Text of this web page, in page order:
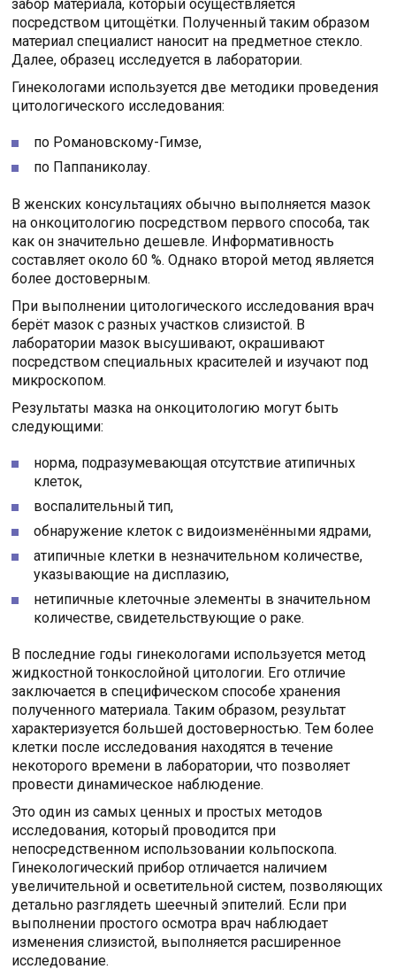
забор материала, который осуществляется
посредством цитощётки. Полученный таким образом
материал специалист наносит на предметное стекло.
Далее, образец исследуется в лаборатории.
Гинекологами используется две методики проведения
цитологического исследования:
по Романовскому-Гимзе,
по Паппаниколау.
В женских консультациях обычно выполняется мазок
на онкоцитологию посредством первого способа, так
как он значительно дешевле. Информативность
составляет около 60 %. Однако второй метод является
более достоверным.
При выполнении цитологического исследования врач
берёт мазок с разных участков слизистой. В
лаборатории мазок высушивают, окрашивают
посредством специальных красителей и изучают под
микроскопом.
Результаты мазка на онкоцитологию могут быть
следующими:
норма, подразумевающая отсутствие атипичных
клеток,
воспалительный тип,
обнаружение клеток с видоизменёнными ядрами,
атипичные клетки в незначительном количестве,
указывающие на дисплазию,
нетипичные клеточные элементы в значительном
количестве, свидетельствующие о раке.
В последние годы гинекологами используется метод
жидкостной тонкослойной цитологии. Его отличие
заключается в специфическом способе хранения
полученного материала. Таким образом, результат
характеризуется большей достоверностью. Тем более
клетки после исследования находятся в течение
некоторого времени в лаборатории, что позволяет
провести динамическое наблюдение.
Это один из самых ценных и простых методов
исследования, который проводится при
непосредственном использовании кольпоскопа.
Гинекологический прибор отличается наличием
увеличительной и осветительной систем, позволяющих
детально разглядеть шеечный эпителий. Если при
выполнении простого осмотра врач наблюдает
изменения слизистой, выполняется расширенное
исследование.